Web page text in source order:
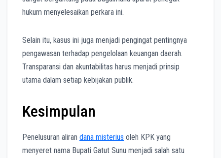
hukum menyelesaikan perkara ini.
Selain itu, kasus ini juga menjadi pengingat pentingnya
pengawasan terhadap pengelolaan keuangan daerah.
Transparansi dan akuntabilitas harus menjadi prinsip
utama dalam setiap kebijakan publik.
Kesimpulan
Penelusuran aliran dana misterius oleh KPK yang
menyeret nama Bupati Gatut Sunu menjadi salah satu